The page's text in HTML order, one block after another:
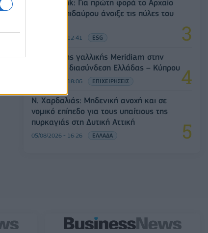
Alpha Bank: Για πρώτη φορά το Αρχαίο
Θέατρο Επιδαύρου άνοιξε τις πύλες του
05/08/2026 - 12:41 ESG
Είσοδος της γαλλικής Meridiam στην
ηλεκτρική διασύνδεση Ελλάδας – Κύπρου
05/08/2026 - 18:06 ΕΠΙΧΕΙΡΗΣΕΙΣ
Ν. Χαρδαλιάς: Μηδενική ανοχή και σε
νομικό επίπεδο για τους υπαίτιους της
πυρκαγιάς στη Δυτική Αττική
05/08/2026 - 16:26 ΕΛΛΑΔΑ